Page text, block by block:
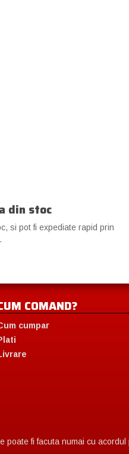
din stoc
si pot fi expediate rapid prin
COMAND?
cumpar
fi facuta numai cu acordul